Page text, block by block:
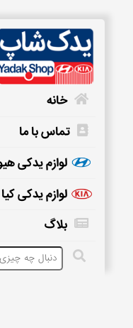
خانه
تماس با ما
لوازم یدکی
لوازم یدکی کیا
بلاگ